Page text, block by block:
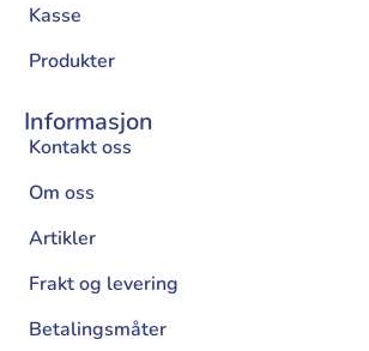
Kasse
Produkter
Informasjon
Kontakt oss
Om oss
Artikler
Frakt og levering
Betalingsmåter